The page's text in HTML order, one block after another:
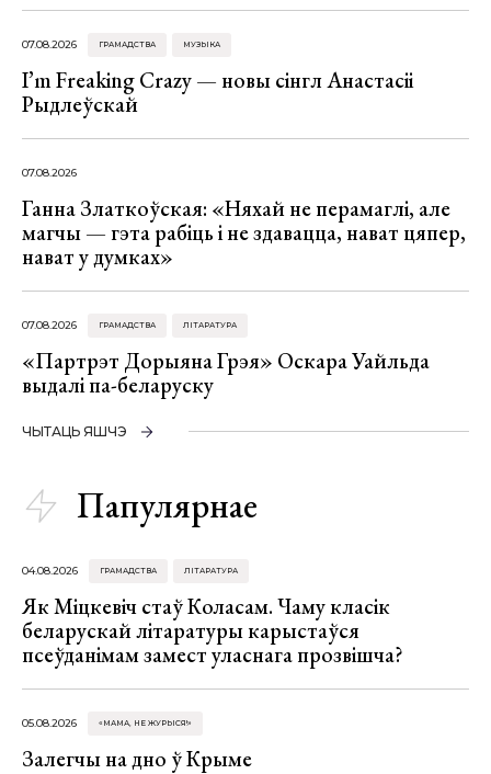
07.08.2026 ГРАМАДСТВА МУЗЫКА
I’m Freaking Crazy — новы сінгл Анастасіі
Рыдлеўскай
07.08.2026
Ганна Златкоўская: «Няхай не перамаглі, але
магчы — гэта рабіць і не здавацца, нават цяпер,
нават у думках»
07.08.2026 ГРАМАДСТВА ЛІТАРАТУРА
«Партрэт Дорыяна Грэя» Оскара Уайльда
выдалі па-беларуску
ЧЫТАЦЬ ЯШЧЭ
Папулярнае
04.08.2026 ГРАМАДСТВА ЛІТАРАТУРА
Як Міцкевіч стаў Коласам. Чаму класік
беларускай літаратуры карыстаўся
псеўданімам замест уласнага прозвішча?
05.08.2026 «МАМА, НЕ ЖУРЫСЯ!»
Залегчы на дно ў Крыме